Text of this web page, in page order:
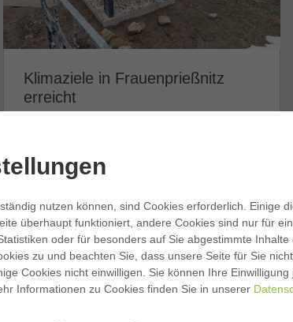
Klimaziele in Frauenprießnitz
erreicht
nutzen können, sind Cookies erforderlich. Einige
überhaupt funktioniert, andere Cookies sind nur für
oder für besonders auf Sie abgestimmte Inhalte
zu und beachten Sie, dass unsere Seite für Sie
Cookies nicht einwilligen. Sie können Ihre Einwilligung
Informationen zu Cookies finden Sie in unserer